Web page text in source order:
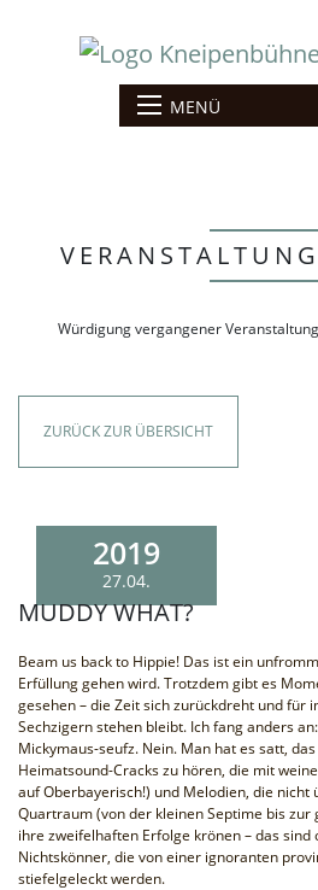
MENÜ
Würdigung vergangener
ZURÜCK ZUR ÜBERSICHT
2019
27.04.
MUDDY WHAT?
Beam us back to Hippie! Das ist ein
Erfüllung gehen wird. Trotzdem gibt es
gesehen – die Zeit sich zurückdreht und für
Sechzigern stehen bleibt. Ich fang anders
Mickymaus-seufz. Nein. Man hat es satt,
Heimatsound-Cracks zu hören, die mit
auf Oberbayerisch!) und Melodien, die nicht
Quartraum (von der kleinen Septime bis zur
ihre zweifelhaften Erfolge krönen – das
Nichtskönner, die von einer ignoranten
stiefelgeleckt werden.